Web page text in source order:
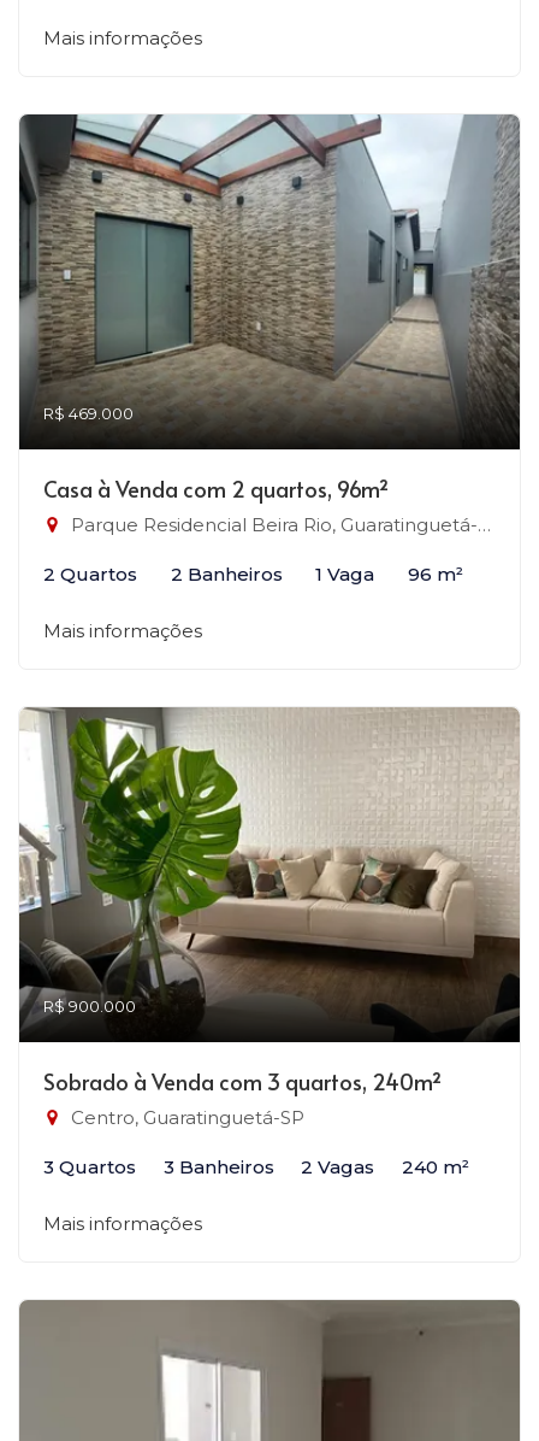
Mais informações
R$ 469.000
Casa à Venda com 2 quartos, 96m²
Parque Residencial Beira Rio, Guaratinguetá-SP
2 Quartos 2 Banheiros 1 Vaga 96 m²
Mais informações
R$ 900.000
Sobrado à Venda com 3 quartos, 240m²
Centro, Guaratinguetá-SP
3 Quartos 3 Banheiros 2 Vagas 240 m²
Mais informações